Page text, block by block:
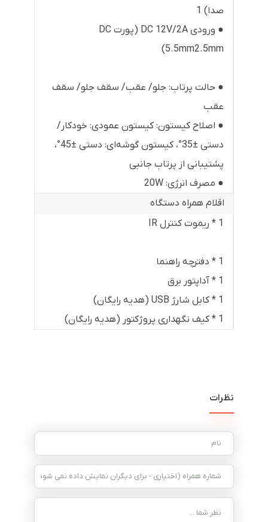
صدا) 1
● ورودی DC 12V/2A (پورت DC
5.5mm2.5mm)
● حالت پرتاب: جلو/ عقب/ سقف جلو/ سقف
عقب
● اصلاح کیستون: کیستون عمودی: خودکار/
دستی ±35°، کیستون گوشه‌ای: دستی ±45°،
پشتیبانی از پرتاب جانبی
● مصرف انرژی: 20W
اقلام همراه دستگاه
1 * ریموت کنترل IR
1 * دفترچه راهنما
1 * آداپتور برق
1 * کابل شارژ USB (هدیه رایگان)
1 * کیف نگهداری پروژکتور (هدیه رایگان)
نظرات